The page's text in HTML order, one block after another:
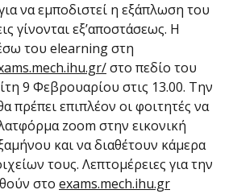
να εμποδιστεί η εξάπλωση του
γίνονται εξ’αποστάσεως. Η
του elearning στη
ihu.gr/στο πεδίο του
9 Φεβρουαρίου στις 13.00. Την
πρέπει επιπλέον οι φοιτητές να
zoom στην εικονική
και να διαθέτουν κάμερα
τους. Λεπτομέρειες για την
στο exams.mech.ihu.gr